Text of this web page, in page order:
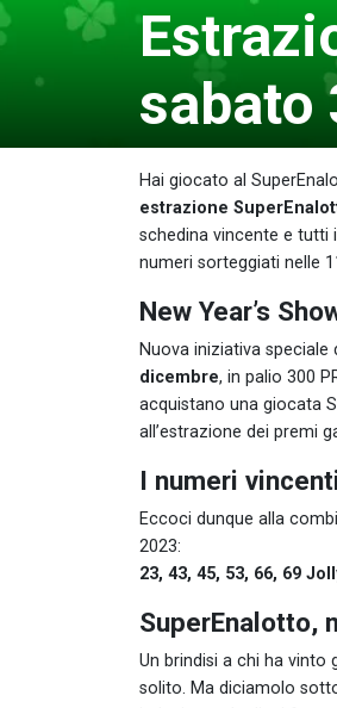
sabato
Hai giocato al
estrazione
schedina vincente e tutti
numeri sorteggiati nelle
New Year’s
Nuova iniziativa
dicembre, in palio 300
acquistano una giocata
all’estrazione dei premi
I numeri
Eccoci dunque alla
2023:
23, 43, 45, 53, 66, 69
SuperEnalotto,
Un brindisi a chi ha vinto
solito. Ma diciamolo